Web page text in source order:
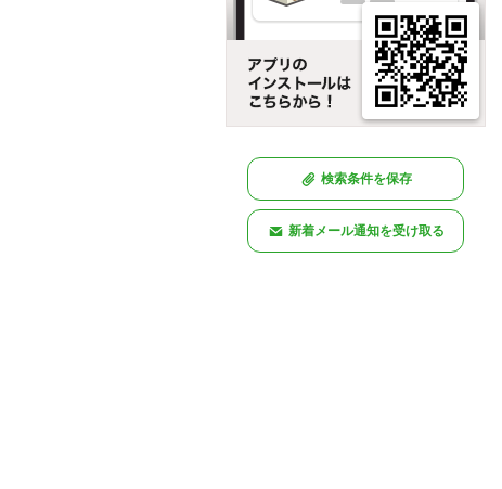
検索条件を保存
新着メール通知を受け取る